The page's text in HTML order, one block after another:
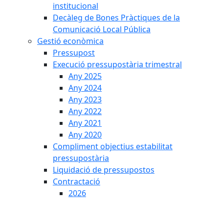
institucional
Decàleg de Bones Pràctiques de la
Comunicació Local Pública
Gestió econòmica
Pressupost
Execució pressupostària trimestral
Any 2025
Any 2024
Any 2023
Any 2022
Any 2021
Any 2020
Compliment objectius estabilitat
pressupostària
Liquidació de pressupostos
Contractació
2026